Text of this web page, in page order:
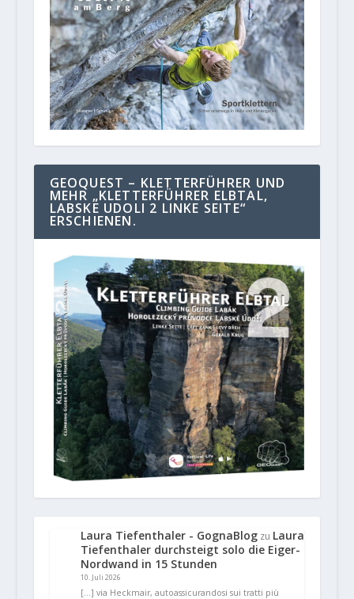
GEOQUEST – KLETTERFÜHRER UND
MEHR „KLETTERFÜHRER ELBTAL,
LABSKE UDOLI 2 LINKE SEITE“
ERSCHIENEN.
Laura Tiefenthaler - GognaBlogzu Laura
Tiefenthaler durchsteigt solo die Eiger-
Nordwand in 15 Stunden
10. Juli 2026
[…] via Heckmair, autoassicurandosi sui tratti più